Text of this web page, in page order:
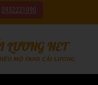
0932221090